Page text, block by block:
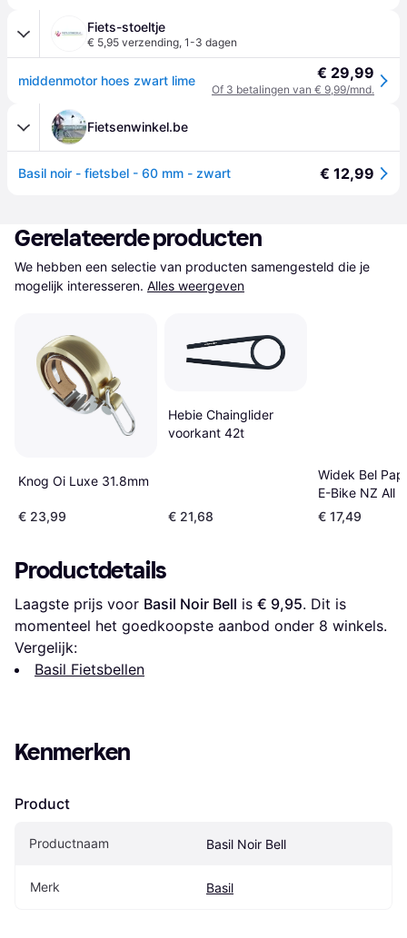
Fiets-stoeltje
€ 5,95 verzending, 1-3 dagen
middenmotor hoes zwart lime € 29,99
Of 3 betalingen van € 9,99/mnd.
Fietsenwinkel.be
Basil noir - fietsbel - 60 mm - zwart € 12,99
Gerelateerde producten
We hebben een selectie van producten samengesteld die je
mogelijk interesseren. Alles weergeven
Knog Oi Luxe 31.8mm
€ 23,99
Hebie Chainglider
voorkant 42t
€ 21,68
Widek Bel
E-Bike NZ All
Op Kaart
€ 17,49
Productdetails
Laagste prijs voor Basil Noir Bell is € 9,95. Dit is
momenteel het goedkoopste aanbod onder 8 winkels.
Vergelijk:
Basil Fietsbellen
Kenmerken
Product
Productnaam Basil Noir Bell
Merk Basil